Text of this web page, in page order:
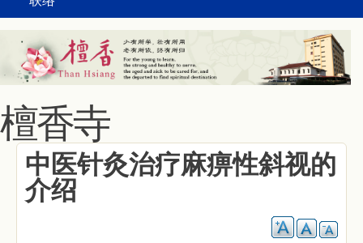
檀香寺
中医针灸治疗麻痹性斜视的
介绍